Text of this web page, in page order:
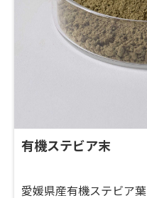
有機ステビア末
愛媛県産有機ステビア